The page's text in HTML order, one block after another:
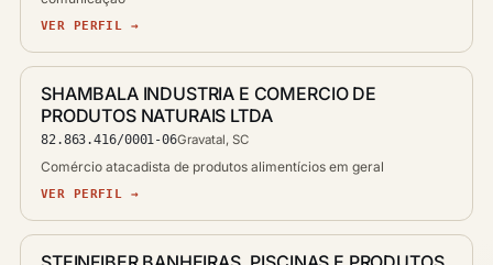
VER PERFIL →
SHAMBALA INDUSTRIA E COMERCIO DE
PRODUTOS NATURAIS LTDA
82.863.416/0001-06Gravatal, SC
Comércio atacadista de produtos alimentícios em geral
VER PERFIL →